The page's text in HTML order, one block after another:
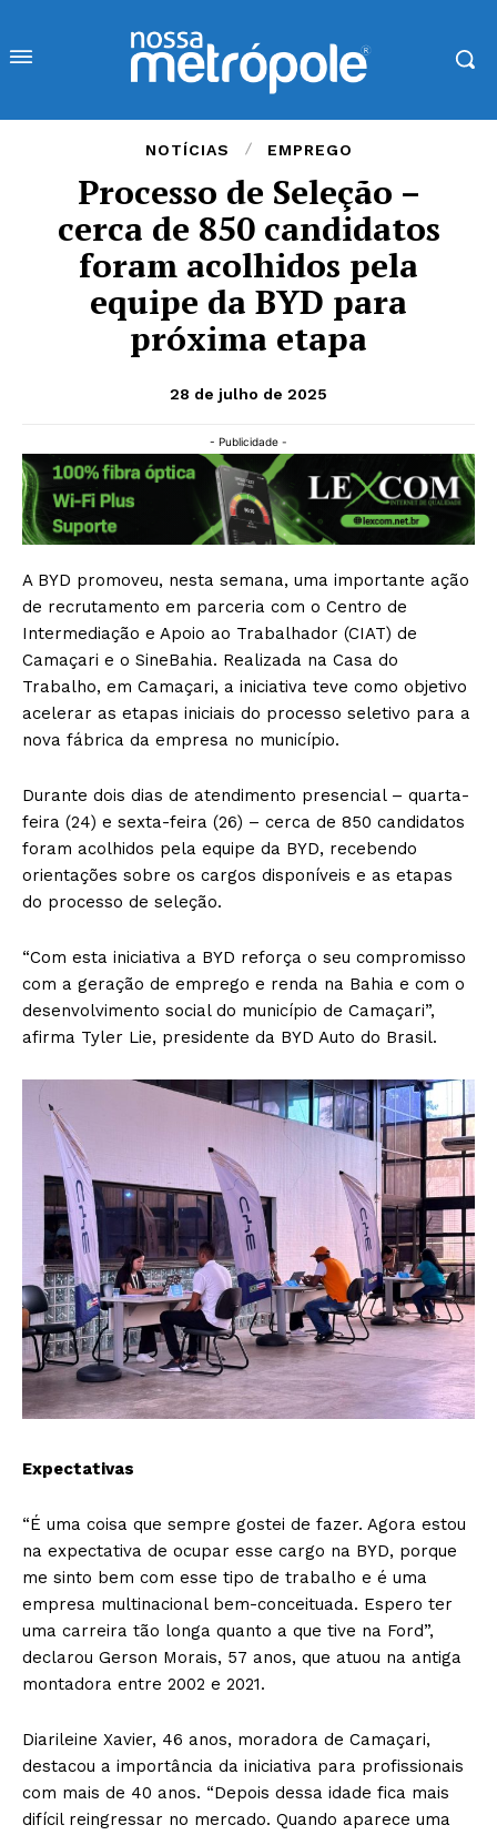
NOTÍCIAS EMPREGO
Processo de Seleção –
cerca de 850 candidatos
foram acolhidos pela
equipe da BYD para
próxima etapa
28 de julho de 2025
- Publicidade -
A BYD promoveu, nesta semana, uma importante ação
de recrutamento em parceria com o Centro de
Intermediação e Apoio ao Trabalhador (CIAT) de
Camaçari e o SineBahia. Realizada na Casa do
Trabalho, em Camaçari, a iniciativa teve como objetivo
acelerar as etapas iniciais do processo seletivo para a
nova fábrica da empresa no município.
Durante dois dias de atendimento presencial – quarta-
feira (24) e sexta-feira (26) – cerca de 850 candidatos
foram acolhidos pela equipe da BYD, recebendo
orientações sobre os cargos disponíveis e as etapas
do processo de seleção.
“Com esta iniciativa a BYD reforça o seu compromisso
com a geração de emprego e renda na Bahia e com o
desenvolvimento social do município de Camaçari”,
afirma Tyler Lie, presidente da BYD Auto do Brasil.
Expectativas
“É uma coisa que sempre gostei de fazer. Agora estou
na expectativa de ocupar esse cargo na BYD, porque
me sinto bem com esse tipo de trabalho e é uma
empresa multinacional bem-conceituada. Espero ter
uma carreira tão longa quanto a que tive na Ford”,
declarou Gerson Morais, 57 anos, que atuou na antiga
montadora entre 2002 e 2021.
Diarileine Xavier, 46 anos, moradora de Camaçari,
destacou a importância da iniciativa para profissionais
com mais de 40 anos. “Depois dessa idade fica mais
difícil reingressar no mercado. Quando aparece uma